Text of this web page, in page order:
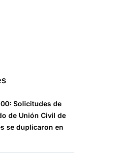
Solicitudes de
de Unión Civil de
se duplicaron en